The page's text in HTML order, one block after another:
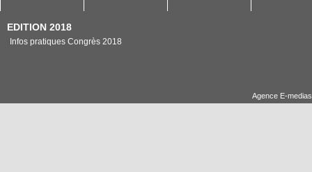
EDITION 2018
Infos pratiques Congrès 2018
Agence E-